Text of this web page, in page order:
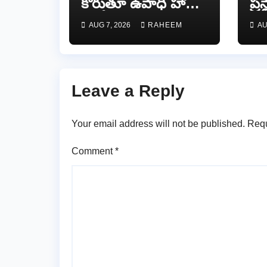
కోరుతూ ఉపాధి హామీ
ఉద్యోగుల పెన్‌డౌన్
AUG 7, 2026 RAHEEM
Leave a Reply
Your email address will not be published.
Comment*